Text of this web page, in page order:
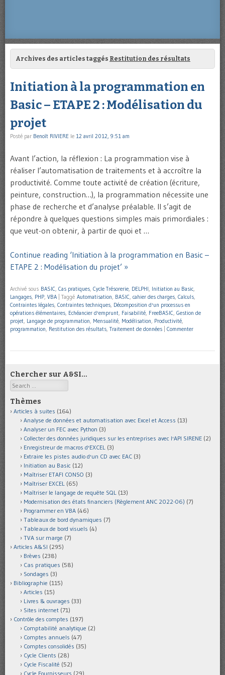
Archives des articles taggés Restitution des résultats
Initiation à la programmation en
Basic – ETAPE 2 : Modélisation du
projet
Posté par Benoît RIVIERE le 12 avril 2012, 9:51 am
Avant l’action, la réflexion : La programmation vise à
réaliser l’automatisation de traitements et à accroître la
productivité. Comme toute activité de création (écriture,
peinture, construction…), la programmation nécessite une
phase de recherche et d’analyse préalable. Il s’agit de
répondre à quelques questions simples mais primordiales :
que veut-on obtenir, à partir de quoi et …
Continue reading ‘Initiation à la programmation en Basic –
ETAPE 2 : Modélisation du projet’ »
Archivé sous BASIC, Cas pratiques, Cycle Trésorerie, DELPHI, Initiation au Basic,
Langages, PHP, VBA Taggé Automatisation, BASIC, cahier des charges, Calculs,
Contraintes légales, Contraintes techniques, Décomposition d'un processus en
opérations élémentaires, Echéancier d'emprunt, Faisabilité, FreeBASIC, Gestion de
projet, Langage de programmation, Mensualité, Modélisation, Productivité,
programmation, Restitution des résultats, Traitement de données Commenter
Chercher sur A&SI…
Search
Thèmes
Articles à suites (164)
Analyse de données et automatisation avec Excel et Access (13)
Analyser un FEC avec Python (3)
Collecter des données juridiques sur les entreprises avec l'API SIRENE (2)
Enregistreur de macros d'EXCEL (3)
Extraire les pistes audio d'un CD avec EAC (3)
Initiation au Basic (12)
Maîtriser ETAFI CONSO (3)
Maîtriser EXCEL (65)
Maîtriser le langage de requête SQL (13)
Modernisation des états financiers (Règlement ANC 2022-06) (7)
Programmer en VBA (46)
Tableaux de bord dynamiques (7)
Tableaux de bord visuels (4)
TVA sur marge (7)
Articles A&SI (295)
Brèves (238)
Cas pratiques (58)
Sondages (3)
Bibliographie (115)
Articles (15)
Livres & ouvrages (33)
Sites internet (71)
Contrôle des comptes (197)
Comptabilité analytique (2)
Comptes annuels (47)
Comptes consolidés (35)
Cycle Clients (28)
Cycle Fiscalité (52)
Cycle Fournisseurs (29)